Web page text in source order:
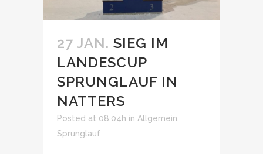
27 JAN. SIEG IM
LANDESCUP
SPRUNGLAUF IN
NATTERS
Posted at 08:04h in Allgemein,
Sprunglauf